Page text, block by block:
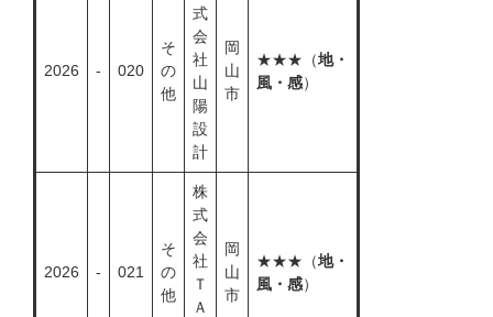
2026 - 020
そ
の
他
式
会
社
山
陽
設
計
岡
山
市
★★★（地・
風・感）
2026 - 021
そ
の
他
株
式
会
社
Ｔ
Ａ
岡
山
市
★★★（地・
風・感）